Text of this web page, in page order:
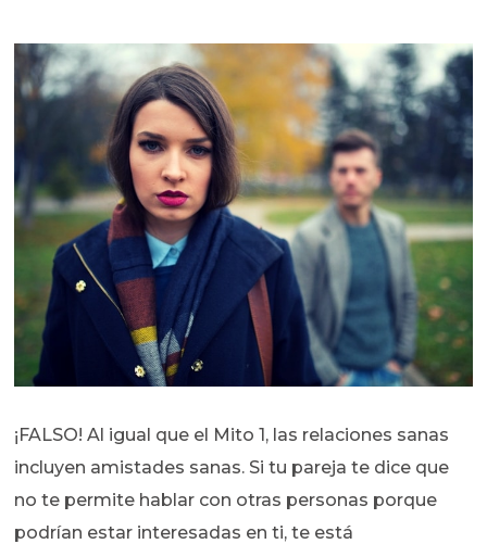
¡FALSO! Al igual que el Mito 1, las relaciones sanas
incluyen amistades sanas. Si tu pareja te dice que
no te permite hablar con otras personas porque
podrían estar interesadas en ti, te está